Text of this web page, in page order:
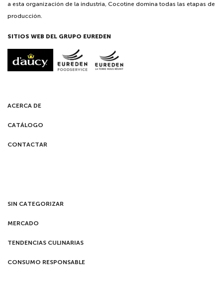
a esta organización de la industria, Cocotine domina todas las etapas de
producción.
SITIOS WEB DEL GRUPO EUREDEN
ACERCA DE
CATÁLOGO
CONTACTAR
SIN CATEGORIZAR
MERCADO
TENDENCIAS CULINARIAS
CONSUMO RESPONSABLE